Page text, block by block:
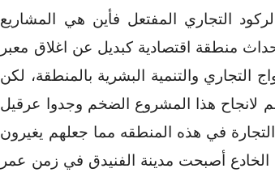
التجاري المفتعل فأين هي المشاريع
منطقة اقتصادية كبديل عن اغلاق معبر
والتنمية البشرية بالمنطقة، لكن
لانجاح هذا المشروع الضخم وجدوا عرقيل
في هذه المنطقه مما جعلهم يغيرون
أصبحت مدينة الفنيدق في زمن عمر